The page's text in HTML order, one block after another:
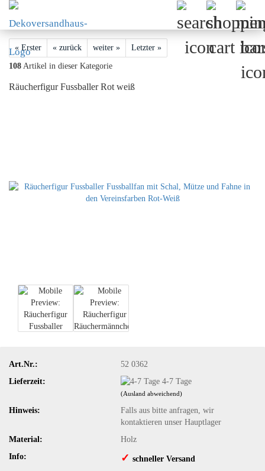
« Erster « zurück weiter » Letzter »
108 Artikel in dieser Kategorie
Räucherfigur Fussballer Rot weiß
Art.Nr.:
52 0362
Lieferzeit:
4-7 Tage
(Ausland abweichend)
Hinweis:
Falls aus bitte anfragen, wir
kontaktieren unser Hauptlager
Material:
Holz
Info:
✓​schneller Versand